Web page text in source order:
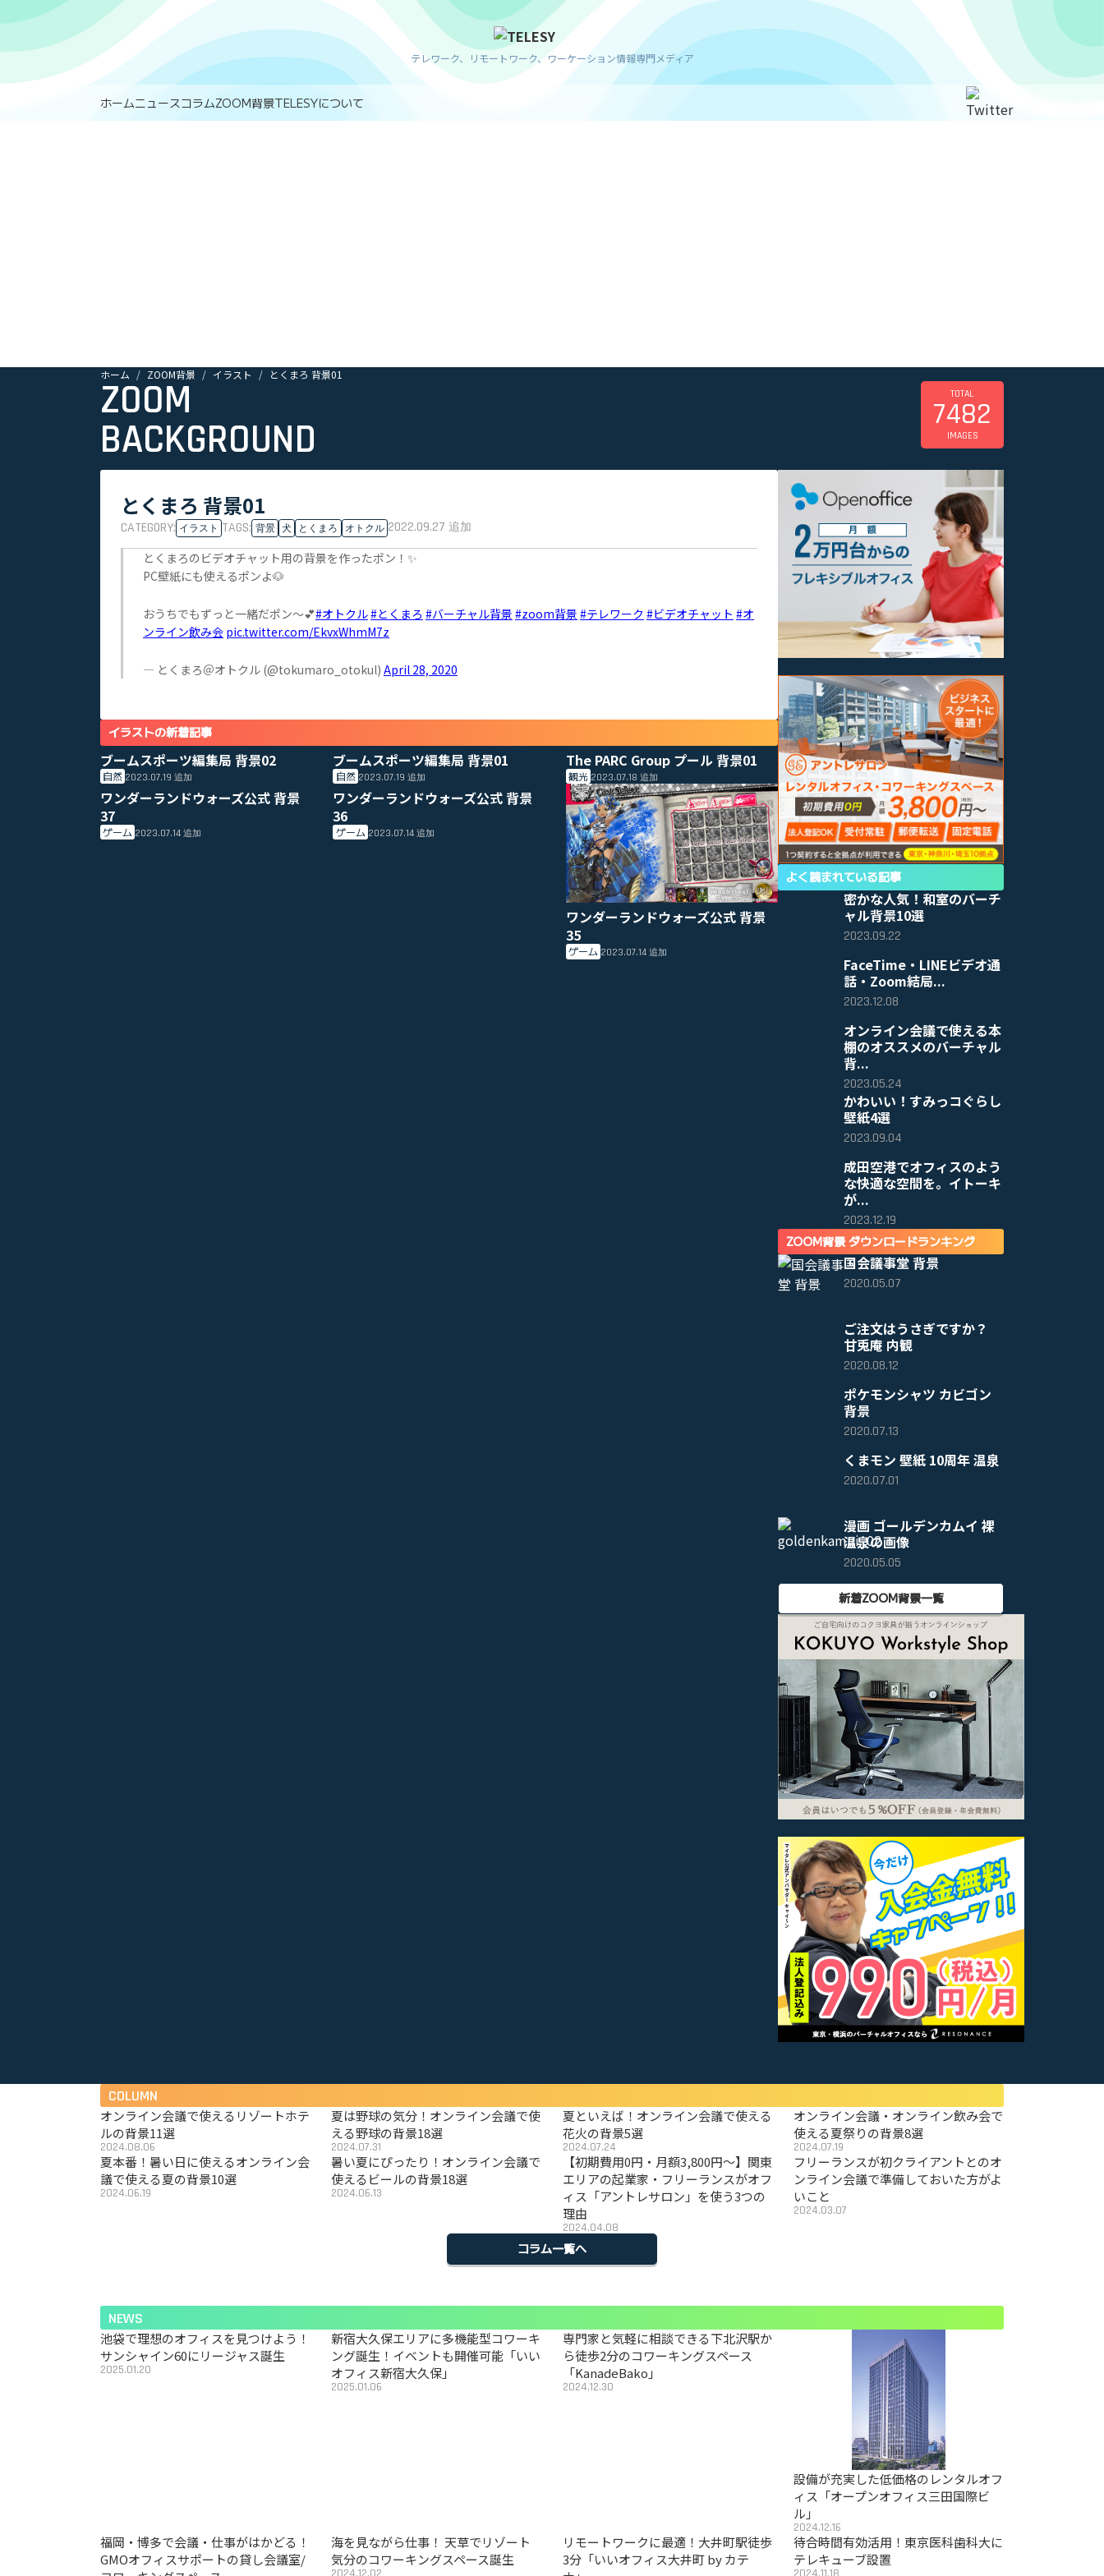
テレワーク、リモートワーク、ワーケーション情報専門メディア
ホームニュースコラムZOOM背景TELESYについて
ホーム ZOOM背景 イラスト とくまろ 背景01
ZOOM
BACKGROUND
TOTAL
7482
IMAGES
とくまろ 背景01
CATEGORY: イラスト TAGS: 背景 犬 とくまろ オトクル 2022.09.27 追加
とくまろのビデオチャット用の背景を作ったポン！✨
PC壁紙にも使えるポンよ🐶
おうちでもずっと一緒だポン〜💕#オトクル#とくまろ #バーチャル背景 #zoom背景 #テレワーク #ビデオチャット #オ
ンライン飲み会 pic.twitter.com/EkvxWhmM7z
— とくまろ＠オトクル (@tokumaro_otokul) April 28, 2020
イラストの新着記事
ブームスポーツ編集局 背景02
自然 2023.07.19追加
ブームスポーツ編集局 背景01
自然 2023.07.19 追加
The PARC Group プール 背景01
観光 2023.07.18追加
ワンダーランドウォーズ公式 背景
37
ゲーム 2023.07.14追加
ワンダーランドウォーズ公式 背景
36
ゲーム 2023.07.14 追加
ワンダーランドウォーズ公式 背景
35
ゲーム 2023.07.14追加
よく読まれている記事
密かな人気！和室のバーチ
ャル背景10選
2023.09.22
FaceTime・LINEビデオ通
話・Zoom結局...
2023.12.08
オンライン会議で使える本
棚のオススメのバーチャル
背...
2023.05.24
かわいい！すみっコぐらし
壁紙4選
2023.09.04
成田空港でオフィスのよう
な快適な空間を。イトーキ
が...
2023.12.19
ZOOM背景 ダウンロードランキング
国会議事堂 背景
2020.05.07
ご注文はうさぎですか？
甘兎庵 内観
2020.08.12
ポケモンシャツ カビゴン
背景
2020.07.13
くまモン 壁紙 10周年 温泉
2020.07.01
漫画 ゴールデンカムイ 裸
温泉の画像
2020.05.05
新着ZOOM背景一覧
COLUMN
オンライン会議で使えるリゾートホテ
ルの背景11選
2024.08.06
夏は野球の気分！オンライン会議で使
える野球の背景18選
2024.07.31
夏といえば！オンライン会議で使える
花火の背景5選
2024.07.24
オンライン会議・オンライン飲み会で
使える夏祭りの背景8選
2024.07.19
夏本番！暑い日に使えるオンライン会
議で使える夏の背景10選
2024.06.19
暑い夏にぴったり！オンライン会議で
使えるビールの背景18選
2024.06.13
【初期費用0円・月額3,800円〜】関東
エリアの起業家・フリーランスがオフ
ィス「アントレサロン」を使う3つの
理由
2024.04.08
フリーランスが初クライアントとのオ
ンライン会議で準備しておいた方がよ
いこと
2024.03.07
コラム一覧へ
NEWS
池袋で理想のオフィスを見つけよう！
サンシャイン60にリージャス誕生
2025.01.20
新宿大久保エリアに多機能型コワーキ
ング誕生！イベントも開催可能「いい
オフィス新宿大久保」
2025.01.06
専門家と気軽に相談できる下北沢駅か
ら徒歩2分のコワーキングスペース
「KanadeBako」
2024.12.30
設備が充実した低価格のレンタルオフ
ィス「オープンオフィス三田国際ビ
ル」
2024.12.16
福岡・博多で会議・仕事がはかどる！
GMOオフィスサポートの貸し会議室/
海を見ながら仕事！ 天草でリゾート
気分のコワーキングスペース誕生
リモートワークに最適！大井町駅徒歩
3分「いいオフィス大井町 by カテ
待合時間有効活用！東京医科歯科大に
テレキューブ設置